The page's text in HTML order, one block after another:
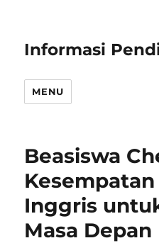
Informasi
MENU
Beasiswa
Inggris
Masa Depan